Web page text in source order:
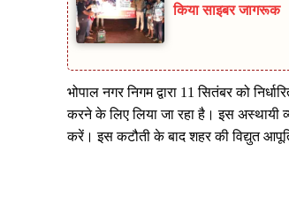
किया साइबर जागरूक
भोपाल नगर निगम द्वारा 11 सितंबर को
करने के लिए लिया जा रहा है। इस अस्थायी
करें। इस कटौती के बाद शहर की विद्युत